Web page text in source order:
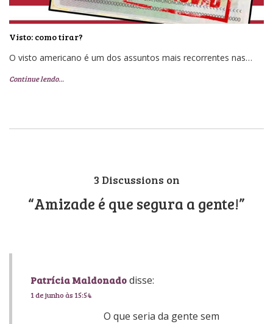
Visto: como tirar?
O visto americano é um dos assuntos mais recorrentes nas…
Continue lendo…
3 Discussions on
“Amizade é que segura a gente!”
Patrícia Maldonadodisse:
1 de junho às 15:54
O que seria da gente sem